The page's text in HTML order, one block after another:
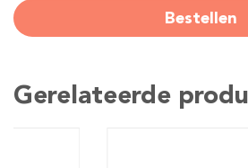
Bestellen
Gerelateerde